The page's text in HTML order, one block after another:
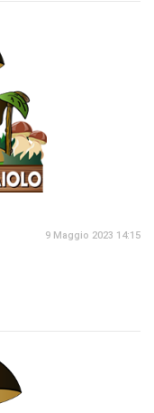
9 Maggio 2023 14:15